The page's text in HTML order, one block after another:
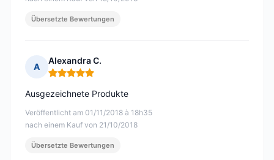
Übersetzte Bewertungen
A
Alexandra C.
Hinweis: 5 von 5
Veröffentlicht am 01/11/2018 à 18h35
nach einem Kauf von 21/10/2018
Ausgezeichnete Produkte
Übersetzte Bewertungen